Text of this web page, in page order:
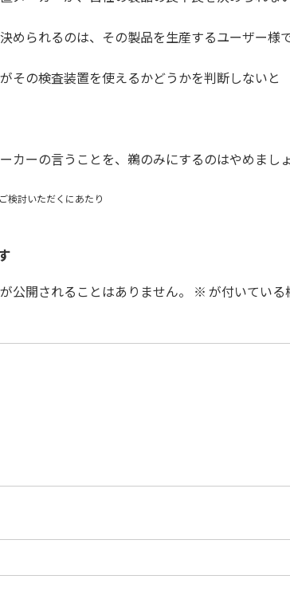
められるのは、その製品を生産するユーザー様で
その検査装置を使えるかどうかを判断しないと
カーの言うことを、鵜のみにするのはやめましょ
ご検討いただくにあたり
公開されることはありません。 ※ が付いている